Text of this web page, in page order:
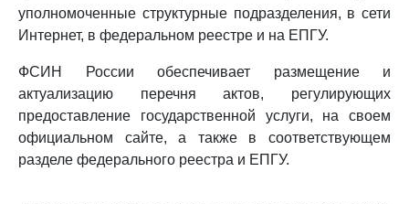
уполномоченные структурные подразделения, в сети
Интернет, в федеральном реестре и на ЕПГУ.
ФСИН России обеспечивает размещение и
актуализацию перечня актов, регулирующих
предоставление государственной услуги, на своем
официальном сайте, а также в соответствующем
разделе федерального реестра и ЕПГУ.